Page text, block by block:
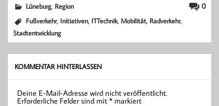
0
Lüneburg, Region
Fußverkehr, Initiativen, ITTechnik, Mobilität, Radverkehr,
Stadtentwicklung
KOMMENTAR HINTERLASSEN
Deine E-Mail-Adresse wird nicht veröffentlicht.
Erforderliche Felder sind mit* markiert